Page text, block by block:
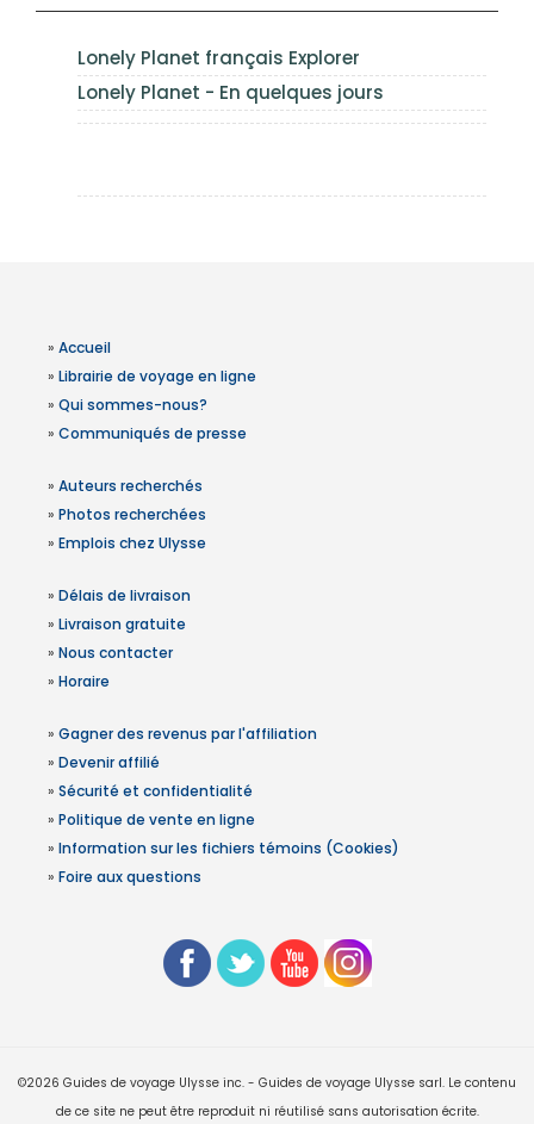
Lonely Planet français Explorer
Lonely Planet - En quelques jours
» Accueil
» Librairie de voyage en ligne
» Qui sommes-nous?
» Communiqués de presse
» Auteurs recherchés
» Photos recherchées
» Emplois chez Ulysse
» Délais de livraison
» Livraison gratuite
» Nous contacter
» Horaire
» Gagner des revenus par l'affiliation
» Devenir affilié
» Sécurité et confidentialité
» Politique de vente en ligne
» Information sur les fichiers témoins (Cookies)
» Foire aux questions
©2026 Guides de voyage Ulysse inc. - Guides de voyage Ulysse sarl. Le contenu
de ce site ne peut être reproduit ni réutilisé sans autorisation écrite.